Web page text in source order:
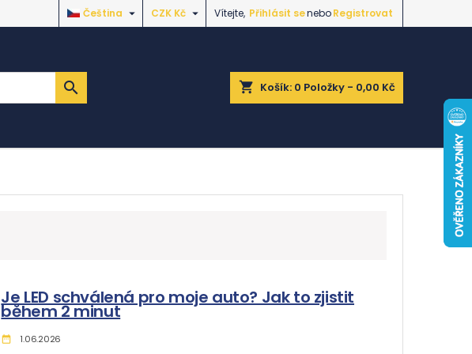
Vítejte, Přihlásit seneboRegistrovat
CZK Kč 
Čeština 
shopping_cart Košík: 0 Položky - 0,00 Kč

Je LED schválená pro moje auto? Jak to zjistit
během 2 minut
date_range 1.06.2026